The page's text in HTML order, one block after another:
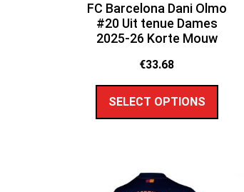
FC Barcelona Dani Olmo
#20 Uit tenue Dames
2025-26 Korte Mouw
€33.68
SELECT OPTIONS